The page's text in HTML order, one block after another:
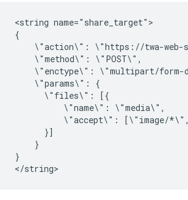
<string name="share_target">
\"action\":
\"method\":
\"enctype\":
\"params\":
\"files\":
\"name\":
\"accept\":
[\"image/*\",
}
}